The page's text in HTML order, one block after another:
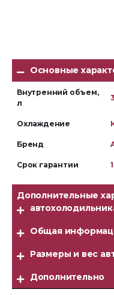
Основные
Внутренний объем,
л
Охлаждение
Бренд
Срок гарантии
Дополнительные
Общая
Размеры и вес
Дополнительно